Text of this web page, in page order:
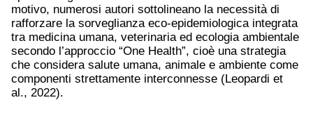
motivo, numerosi autori sottolineano la necessità di
rafforzare la sorveglianza eco-epidemiologica integrata
tra medicina umana, veterinaria ed ecologia ambientale
secondo l’approccio “One Health”, cioè una strategia
che considera salute umana, animale e ambiente come
componenti strettamente interconnesse (Leopardi et
al., 2022).